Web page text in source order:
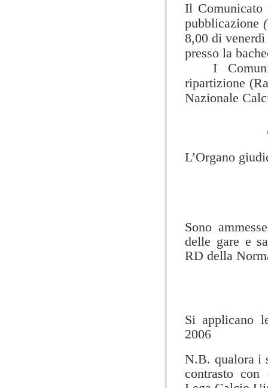
Il Comunicato
pubblicazione
8,00 di
presso la
I
ripartizione
Nazionale
L’Organo
Sono
delle gare e
RD della
Si applicano
2006
N.B. qualora i
contrasto con